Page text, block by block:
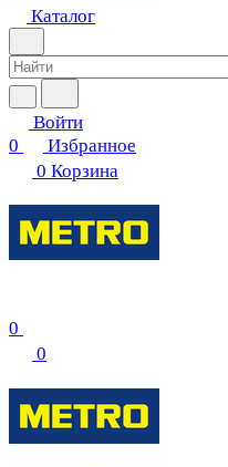
Каталог
Войти
0
Избранное
0 Корзина
0
0